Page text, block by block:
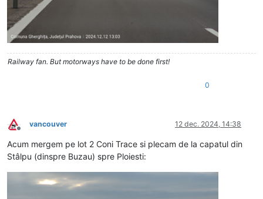
Railway fan. But motorways have to be done first!
0
Deconectat
vancouver 12 dec. 2024, 14:38
Acum mergem pe lot 2 Coni Trace si plecam de la capatul din
Stâlpu (dinspre Buzau) spre Ploiesti: